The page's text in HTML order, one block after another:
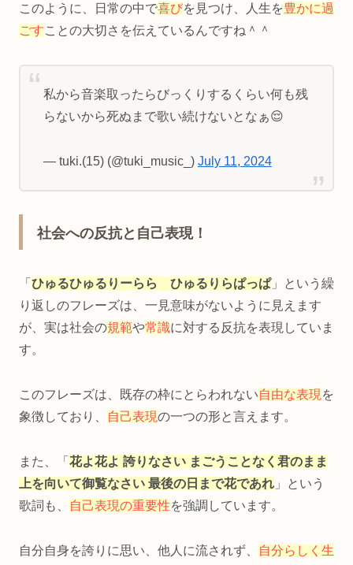
このように、日常の中で喜びを見つけ、人生を豊かに過
ごすことの大切さを伝えているんですね＾＾
私から音楽取ったらびっくりするくらい何も残
らないから死ぬまで歌い続けないとなぁ😌
— tuki.(15) (@tuki_music_) July 11, 2024
社会への反抗と自己表現！
「 ひゅるひゅるりーらら ひゅるりらぱっぱ」という繰
り返しのフレーズは、一見意味がないように見えます
が、実は社会の規範や常識に対する反抗を表現していま
す。
このフレーズは、既存の枠にとらわれない自由な表現 を
象徴しており、
自己表現の一つの形と言えます。
また、「 花よ花よ 誇りなさい まごうことなく君のまま
上を向いて御覧なさい 最後の日まで花であれ 」という
歌詞も、
自己表現の重要性を強調しています。
自分自身を誇りに思い、他人に流されず、 自分らしく生